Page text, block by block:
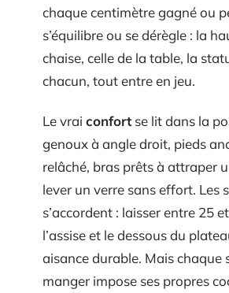
chaque centimètre gagné ou
s’équilibre ou se dérègle : la
chaise, celle de la table, la
chacun, tout entre en jeu.
Le vrai confortse lit dans la
genoux à angle droit, pieds
relâché, bras prêts à attraper
lever un verre sans effort. Les
s’accordent : laisser entre 25
l’assise et le dessous du
aisance durable. Mais chaque
manger impose ses propres